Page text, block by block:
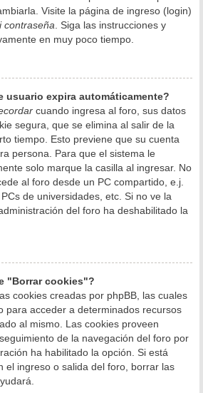
Visite la página de ingreso (login)
contraseña. Siga las instrucciones y
en muy poco tiempo.
usuario expira automáticamente?
cuando ingresa al foro, sus datos
segura, que se elimina al salir de la
tiempo. Esto previene que su cuenta
persona. Para que el sistema le
solo marque la casilla al ingresar. No
al foro desde un PC compartido, e.j.
de universidades, etc. Si no ve la
del foro ha deshabilitado la
"Borrar cookies"?
cookies creadas por phpBB, las cuales
para acceder a determinados recursos
al mismo. Las cookies proveen
de la navegación del foro por
ha habilitado la opción. Si está
el ingreso o salida del foro, borrar las